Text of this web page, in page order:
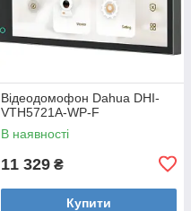
Відеодомофон Dahua DHI-
VTH5721A-WP-F
В наявності
11 329 ₴
Купити